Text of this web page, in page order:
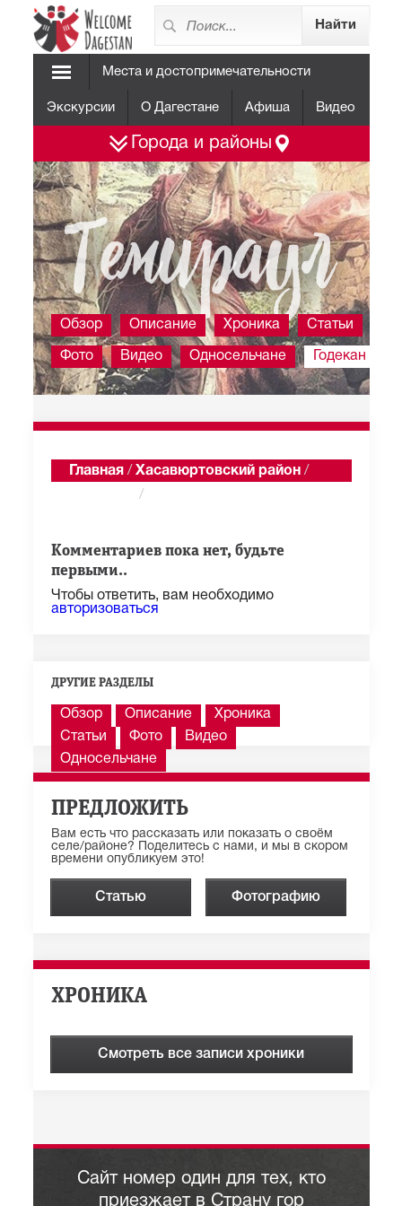
Места и достопримечательности
Экскурсии О Дагестане Афиша Видео
Города и районы
Темираул
Обзор Описание Хроника Статьи
Фото Видео Односельчане Годекан
Главная / Хасавюртовский район /
/
Показать последние 100 из 1 285 сообщений
Комментариев пока нет, будьте
первыми..
Чтобы ответить, вам необходимо
авторизоваться
ДРУГИЕ РАЗДЕЛЫ
Обзор Описание
Хроника
Статьи
Фото
Видео
Односельчане
ПРЕДЛОЖИТЬ
Вам есть что рассказать или показать о своём
селе/районе? Поделитесь с нами, и мы в скором
времени опубликуем это!
Статью Фотографию
ХРОНИКА
Смотреть все записи хроники
Сайт номер один для тех, кто
приезжает в Страну гор